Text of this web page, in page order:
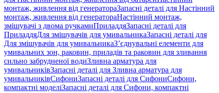
монтаж, живлення від генератораЗапасні деталі для Настінний
монтаж, живлення від генератораНастінний монтаж,
змішувачі з двома ручкамиПриладдяЗапасні деталі для
ПриладдяДля змішувачів для умивальникаЗапасні деталі для
Для змішувачів для умивальникаЗ’єднувальні елементи для
умивальних зон, раковин, приладів та раковин для зливання
сильно забрудненої водиЗливна арматура для
умивальниківЗапасні деталі для Зливна арматура для
умивальниківСифониЗапасні деталі для СифониСифони,
компактні моделіЗапасні деталі для Сифони, компактні